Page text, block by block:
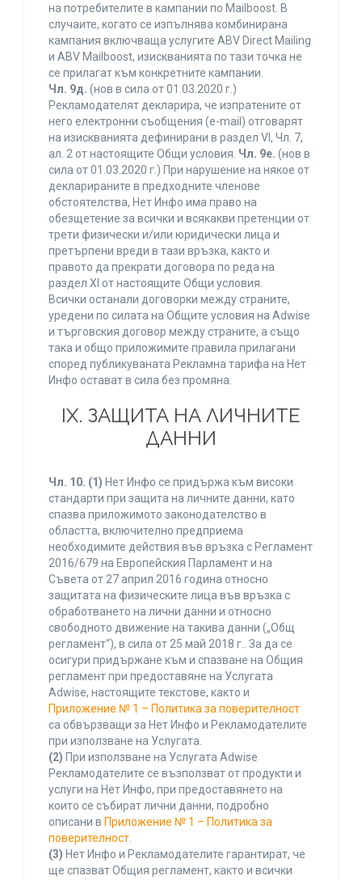
на потребителите в кампании по Mailboost. В
случаите, когато се изпълнява комбинирана
кампания включваща услугите ABV Direct Mailing
и ABV Mailboost, изискванията по тази точка не
се прилагат към конкретните кампании.
Чл. 9д. (нов в сила от 01.03.2020 г.)
Рекламодателят декларира, че изпратените от
него електронни съобщения (e-mail) отговарят
на изискванията дефинирани в раздел VI, Чл. 7,
ал. 2 от настоящите Общи условия. Чл. 9е. (нов в
сила от 01.03.2020 г.) При нарушение на някое от
декларираните в предходните членове
обстоятелства, Нет Инфо има право на
обезщетение за всички и всякакви претенции от
трети физически и/или юридически лица и
претърпени вреди в тази връзка, както и
правото да прекрати договора по реда на
раздел XI от настоящите Общи условия.
Всички останали договорки между страните,
уредени по силата на Общите условия на Adwise
и търговския договор между страните, а също
така и общо приложимите правила прилагани
според публикуваната Рекламна тарифа на Нет
Инфо остават в сила без промяна.
IХ. ЗАЩИТА НА ЛИЧНИТЕ
ДАННИ
Чл. 10. (1) Нет Инфо се придържа към високи
стандарти при защита на личните данни, като
спазва приложимото законодателство в
областта, включително предприема
необходимите действия във връзка с Регламент
2016/679 на Европейския Парламент и на
Съвета от 27 април 2016 година относно
защитата на физическите лица във връзка с
обработването на лични данни и относно
свободното движение на такива данни („Общ
регламент“), в сила от 25 май 2018 г.. За да се
осигури придържане към и спазване на Общия
регламент при предоставяне на Услугата
Adwise, настоящите текстове, както и
Приложение № 1 – Политика за поверителност
са обвързващи за Нет Инфо и Рекламодателите
при използване на Услугата.
(2) При използване на Услугата Adwise
Рекламодателите се възползват от продукти и
услуги на Нет Инфо, при предоставянето на
които се събират лични данни, подробно
описани в Приложение № 1 – Политика за
поверителност.
(3) Нет Инфо и Рекламодателите гарантират, че
ще спазват Общия регламент, както и всички